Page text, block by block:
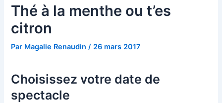
Thé à la menthe ou t’es
citron
Par Magalie Renaudin/ 26 mars 2017
Choisissez votre date de
spectacle